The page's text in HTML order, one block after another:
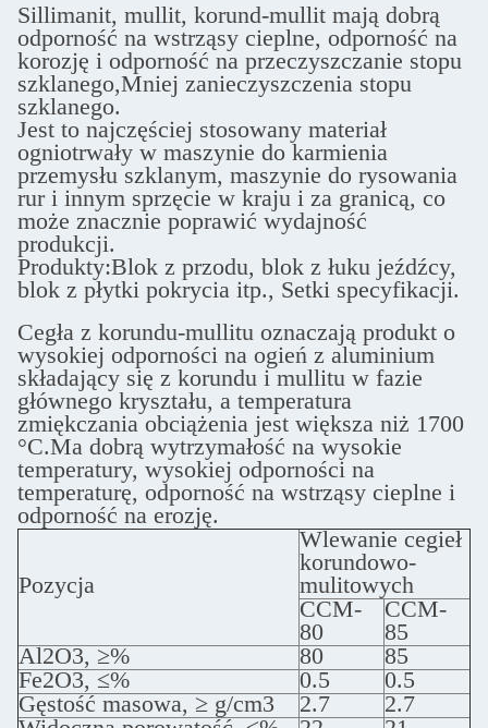
Sillimanit, mullit, korund-mullit mają dobrą
odporność na wstrząsy cieplne, odporność na
korozję i odporność na przeczyszczanie stopu
szklanego,Mniej zanieczyszczenia stopu
szklanego.
Jest to najczęściej stosowany materiał
ogniotrwały w maszynie do karmienia
przemysłu szklanym, maszynie do rysowania
rur i innym sprzęcie w kraju i za granicą, co
może znacznie poprawić wydajność
produkcji.
Produkty:Blok z przodu, blok z łuku jeźdźcy,
blok z płytki pokrycia itp., Setki specyfikacji.
Cegła z korundu-mullitu oznaczają produkt o
wysokiej odporności na ogień z aluminium
składający się z korundu i mullitu w fazie
głównego kryształu, a temperatura
zmiękczania obciążenia jest większa niż 1700
°C.Ma dobrą wytrzymałość na wysokie
temperatury, wysokiej odporności na
temperaturę, odporność na wstrząsy cieplne i
odporność na erozję.
Pozycja
Wlewanie cegieł
korundowo-
mulitowych
CCM-
80
CCM-
85
Al2O3, ≥%
80
85
Fe2O3, ≤%
0.5
0.5
Gęstość masowa, ≥ g/cm3
2.7
2.7